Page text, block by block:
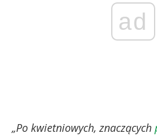
ad
„Po kwietniowych, znaczących